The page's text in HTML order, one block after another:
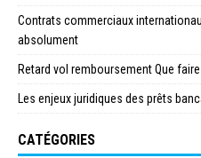
Contrats commerciaux
absolument
Retard vol remboursement Que
Les enjeux juridiques des prêts
CATÉGORIES